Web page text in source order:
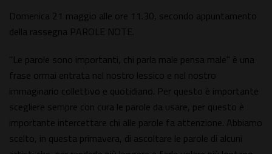
Domenica 21 maggio alle ore 11.30, secondo appuntamento
della rassegna PAROLE NOTE.
"Le parole sono importanti, chi parla male pensa male" è una
frase ormai entrata nel nostro lessico e nel nostro
immaginario collettivo e quotidiano. Per questo è importante
scegliere sempre con cura le parole da usare, per questo è
importante intercettare chi alle parole fa attenzione. Abbiamo
scelto, in questa primavera, di ascoltare le parole di alcuni